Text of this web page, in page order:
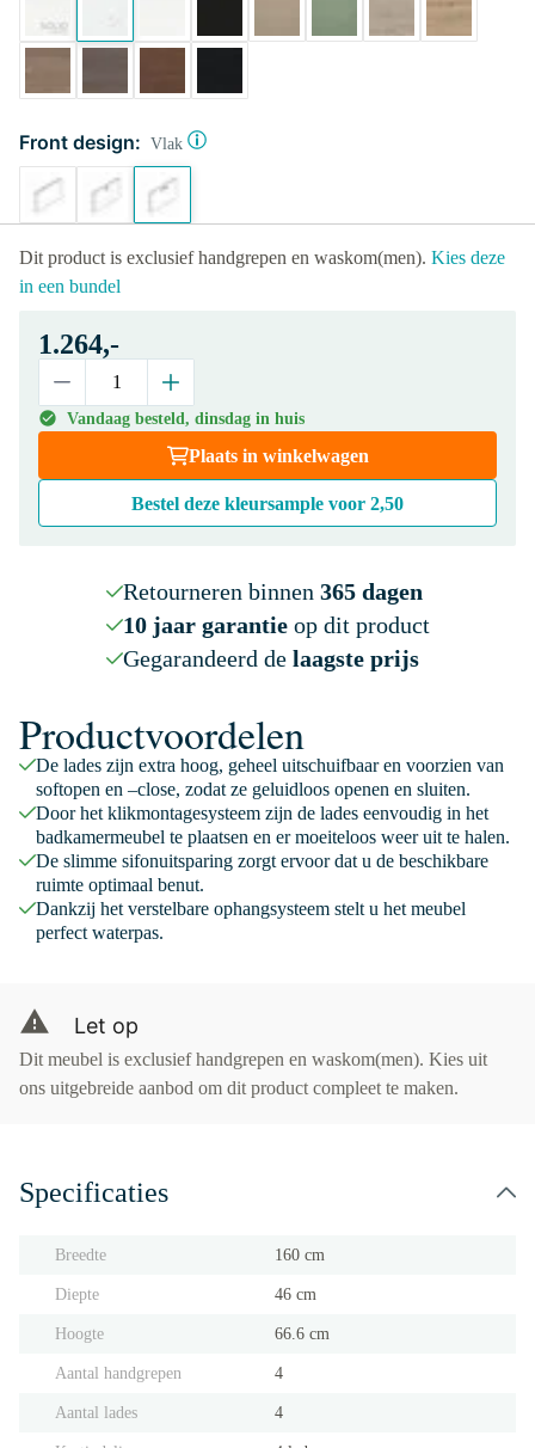
Front design: Vlak
Dit product is exclusief handgrepen en waskom(men). Kies deze
in een bundel
1.264,-
Vandaag besteld, dinsdag in huis
Plaats in winkelwagen
Bestel deze kleursample voor 2,50
Retourneren binnen 365 dagen
10 jaar garantieop dit product
Gegarandeerd de laagste prijs
Productvoordelen
De lades zijn extra hoog, geheel uitschuifbaar en voorzien van
softopen en –close, zodat ze geluidloos openen en sluiten.
Door het klikmontagesysteem zijn de lades eenvoudig in het
badkamermeubel te plaatsen en er moeiteloos weer uit te halen.
De slimme sifonuitsparing zorgt ervoor dat u de beschikbare
ruimte optimaal benut.
Dankzij het verstelbare ophangsysteem stelt u het meubel
perfect waterpas.
Let op
Dit meubel is exclusief handgrepen en waskom(men). Kies uit
ons uitgebreide aanbod om dit product compleet te maken.
Specificaties
Breedte 160 cm
Diepte 46 cm
Hoogte 66.6 cm
Aantal handgrepen 4
Aantal lades 4